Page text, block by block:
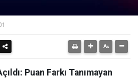
Puan Farkı Tanımayan